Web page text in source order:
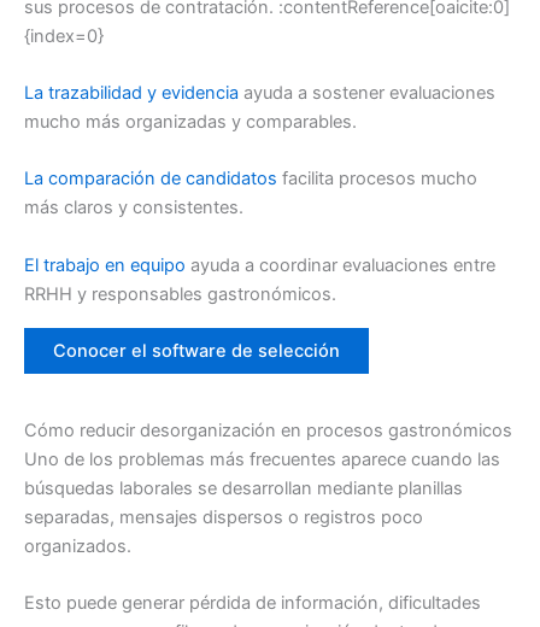
sus procesos de contratación. :contentReference[oaicite:0]
{index=0}
La trazabilidad y evidencia ayuda a sostener evaluaciones
mucho más organizadas y comparables.
La comparación de candidatos facilita procesos mucho
más claros y consistentes.
El trabajo en equipo ayuda a coordinar evaluaciones entre
RRHH y responsables gastronómicos.
Conocer el software de selección
Cómo reducir desorganización en procesos gastronómicos
Uno de los problemas más frecuentes aparece cuando las
búsquedas laborales se desarrollan mediante planillas
separadas, mensajes dispersos o registros poco
organizados.
Esto puede generar pérdida de información, dificultades